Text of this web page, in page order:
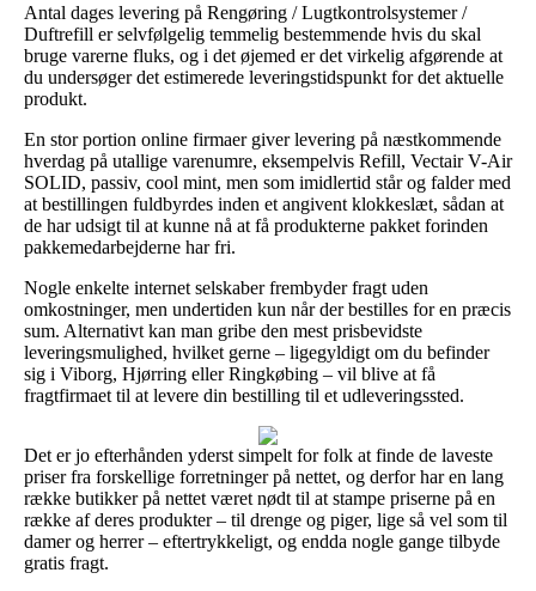
Antal dages levering på Rengøring / Lugtkontrolsystemer /
Duftrefill er selvfølgelig temmelig bestemmende hvis du skal
bruge varerne fluks, og i det øjemed er det virkelig afgørende at
du undersøger det estimerede leveringstidspunkt for det aktuelle
produkt.
En stor portion online firmaer giver levering på næstkommende
hverdag på utallige varenumre, eksempelvis Refill, Vectair V-Air
SOLID, passiv, cool mint, men som imidlertid står og falder med
at bestillingen fuldbyrdes inden et angivent klokkeslæt, sådan at
de har udsigt til at kunne nå at få produkterne pakket forinden
pakkemedarbejderne har fri.
Nogle enkelte internet selskaber frembyder fragt uden
omkostninger, men undertiden kun når der bestilles for en præcis
sum. Alternativt kan man gribe den mest prisbevidste
leveringsmulighed, hvilket gerne – ligegyldigt om du befinder
sig i Viborg, Hjørring eller Ringkøbing – vil blive at få
fragtfirmaet til at levere din bestilling til et udleveringssted.
Det er jo efterhånden yderst simpelt for folk at finde de laveste
priser fra forskellige forretninger på nettet, og derfor har en lang
række butikker på nettet været nødt til at stampe priserne på en
række af deres produkter – til drenge og piger, lige så vel som til
damer og herrer – eftertrykkeligt, og endda nogle gange tilbyde
gratis fragt.